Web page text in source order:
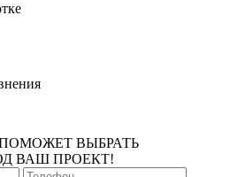
ВЫБРАТЬ
ВАШ ПРОЕКТ!